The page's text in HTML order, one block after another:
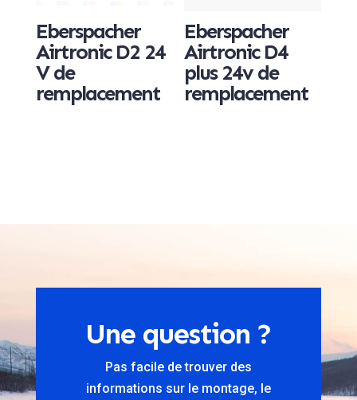
Eberspacher
Airtronic D2 24
V de
remplacement
Eberspacher
Airtronic D4
plus 24v de
remplacement
Une question ?
Pas facile de trouver des
informations sur le montage, le